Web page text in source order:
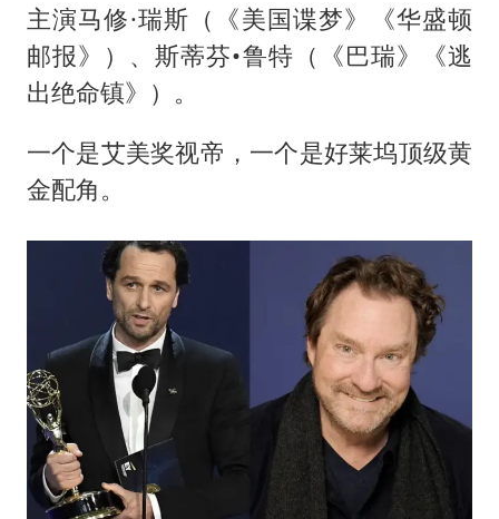
主演马修·瑞斯（《美国谍梦》《华盛顿
邮报》）、斯蒂芬•鲁特（《巴瑞》《逃
出绝命镇》）。
一个是艾美奖视帝，一个是好莱坞顶级黄
金配角。